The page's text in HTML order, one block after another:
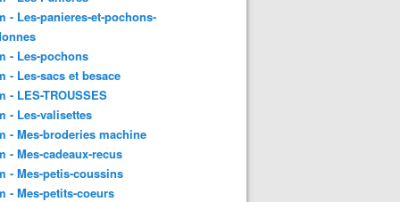
- Les-panieres-et-pochons-
- Les-pochons
- Les-sacs et besace
- LES-TROUSSES
- Les-valisettes
- Mes-broderies machine
- Mes-cadeaux-recus
- Mes-petis-coussins
- Mes-petits-coeurs